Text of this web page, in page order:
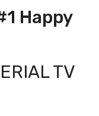
Happy
TV